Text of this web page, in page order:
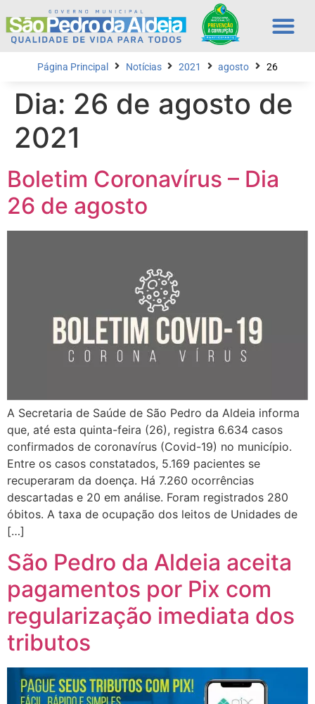
Página Principal Notícias 2021 agosto 26
Dia: 26 de agosto de
2021
Boletim Coronavírus – Dia
26 de agosto
A Secretaria de Saúde de São Pedro da Aldeia informa
que, até esta quinta-feira (26), registra 6.634 casos
confirmados de coronavírus (Covid-19) no município.
Entre os casos constatados, 5.169 pacientes se
recuperaram da doença. Há 7.260 ocorrências
descartadas e 20 em análise. Foram registrados 280
óbitos. A taxa de ocupação dos leitos de Unidades de
[…]
São Pedro da Aldeia aceita
pagamentos por Pix com
regularização imediata dos
tributos